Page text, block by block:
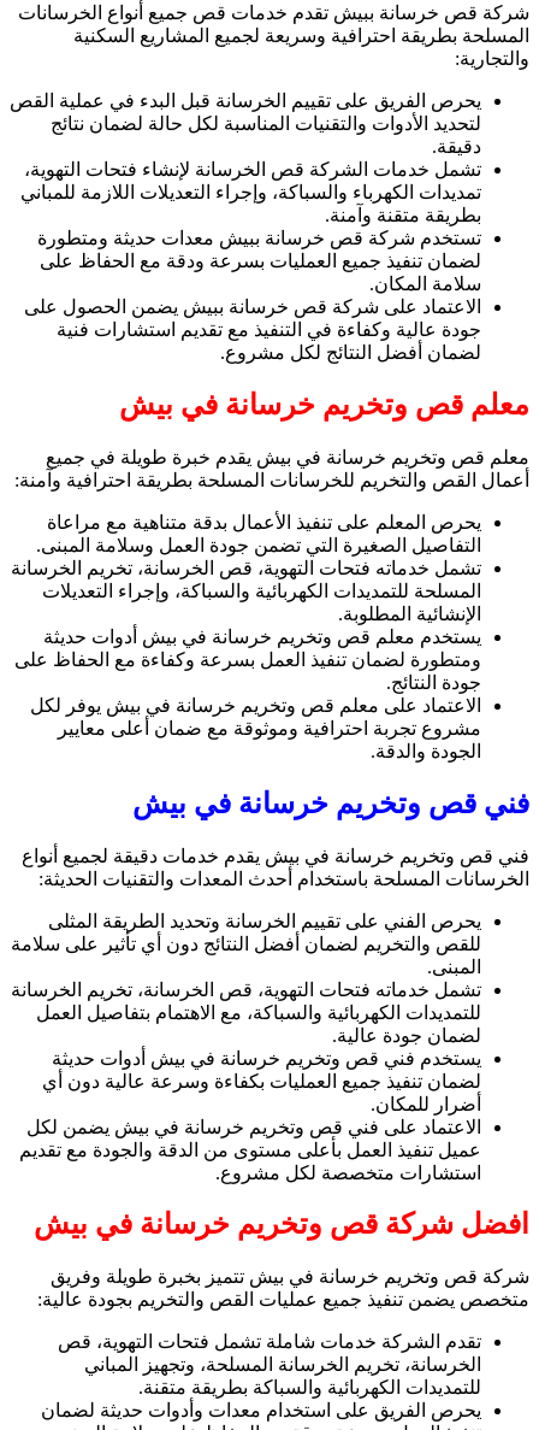
شركة قص خرسانة ببيش تقدم خدمات قص جميع أنواع الخرسانات
المسلحة بطريقة احترافية وسريعة لجميع المشاريع السكنية
والتجارية:
يحرص الفريق على تقييم الخرسانة قبل البدء في عملية القص
لتحديد الأدوات والتقنيات المناسبة لكل حالة لضمان نتائج
دقيقة.
تشمل خدمات الشركة قص الخرسانة لإنشاء فتحات التهوية،
تمديدات الكهرباء والسباكة، وإجراء التعديلات اللازمة للمباني
بطريقة متقنة وآمنة.
تستخدم شركة قص خرسانة ببيش معدات حديثة ومتطورة
لضمان تنفيذ جميع العمليات بسرعة ودقة مع الحفاظ على
سلامة المكان.
الاعتماد على شركة قص خرسانة ببيش يضمن الحصول على
جودة عالية وكفاءة في التنفيذ مع تقديم استشارات فنية
لضمان أفضل النتائج لكل مشروع.
معلم قص وتخريم خرسانة في بيش
معلم قص وتخريم خرسانة في بيش يقدم خبرة طويلة في جميع
أعمال القص والتخريم للخرسانات المسلحة بطريقة احترافية وآمنة:
يحرص المعلم على تنفيذ الأعمال بدقة متناهية مع مراعاة
التفاصيل الصغيرة التي تضمن جودة العمل وسلامة المبنى.
تشمل خدماته فتحات التهوية، قص الخرسانة، تخريم الخرسانة
المسلحة للتمديدات الكهربائية والسباكة، وإجراء التعديلات
الإنشائية المطلوبة.
يستخدم معلم قص وتخريم خرسانة في بيش أدوات حديثة
ومتطورة لضمان تنفيذ العمل بسرعة وكفاءة مع الحفاظ على
جودة النتائج.
الاعتماد على معلم قص وتخريم خرسانة في بيش يوفر لكل
مشروع تجربة احترافية وموثوقة مع ضمان أعلى معايير
الجودة والدقة.
فني قص وتخريم خرسانة في بيش
فني قص وتخريم خرسانة في بيش يقدم خدمات دقيقة لجميع أنواع
الخرسانات المسلحة باستخدام أحدث المعدات والتقنيات الحديثة:
يحرص الفني على تقييم الخرسانة وتحديد الطريقة المثلى
للقص والتخريم لضمان أفضل النتائج دون أي تأثير على سلامة
المبنى.
تشمل خدماته فتحات التهوية، قص الخرسانة، تخريم الخرسانة
للتمديدات الكهربائية والسباكة، مع الاهتمام بتفاصيل العمل
لضمان جودة عالية.
يستخدم فني قص وتخريم خرسانة في بيش أدوات حديثة
لضمان تنفيذ جميع العمليات بكفاءة وسرعة عالية دون أي
أضرار للمكان.
الاعتماد على فني قص وتخريم خرسانة في بيش يضمن لكل
عميل تنفيذ العمل بأعلى مستوى من الدقة والجودة مع تقديم
استشارات متخصصة لكل مشروع.
افضل شركة قص وتخريم خرسانة في بيش
شركة قص وتخريم خرسانة في بيش تتميز بخبرة طويلة وفريق
متخصص يضمن تنفيذ جميع عمليات القص والتخريم بجودة عالية:
تقدم الشركة خدمات شاملة تشمل فتحات التهوية، قص
الخرسانة، تخريم الخرسانة المسلحة، وتجهيز المباني
للتمديدات الكهربائية والسباكة بطريقة متقنة.
يحرص الفريق على استخدام معدات وأدوات حديثة لضمان